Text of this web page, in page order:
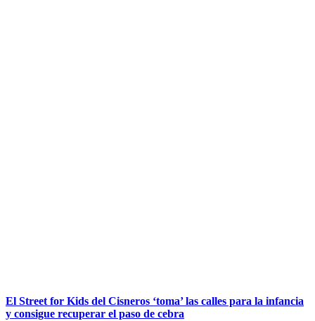
El Street for Kids del Cisneros ‘toma’ las calles para la infancia
y consigue recuperar el paso de cebra